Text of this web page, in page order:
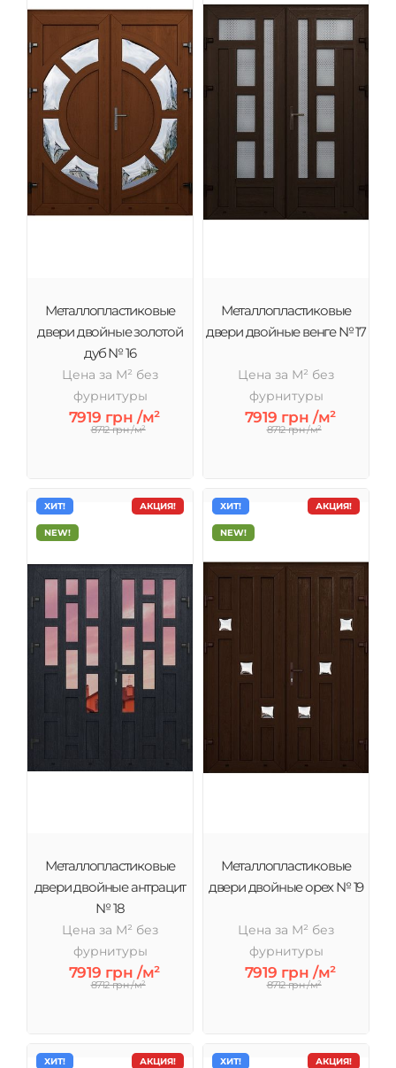
Металлопластиковые
двери двойные золотой
дуб № 16
Цена за М² без
фурнитуры
7919 грн /м²
8712 грн /м²
Металлопластиковые
двери двойные венге № 17
Цена за М² без
фурнитуры
7919 грн /м²
8712 грн /м²
АКЦИЯ!
ХИТ!
NEW!
Металлопластиковые
двери двойные антрацит
№ 18
Цена за М² без
фурнитуры
7919 грн /м²
8712 грн /м²
АКЦИЯ!
ХИТ!
NEW!
Металлопластиковые
двери двойные орех № 19
Цена за М² без
фурнитуры
7919 грн /м²
8712 грн /м²
АКЦИЯ!
ХИТ! АКЦИЯ!
ХИТ!